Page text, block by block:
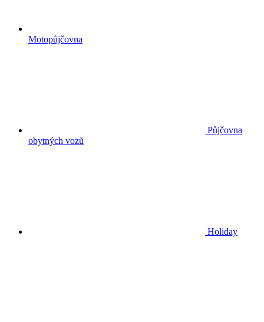
Motopůjčovna
Půjčovna
obytných vozů
Holiday